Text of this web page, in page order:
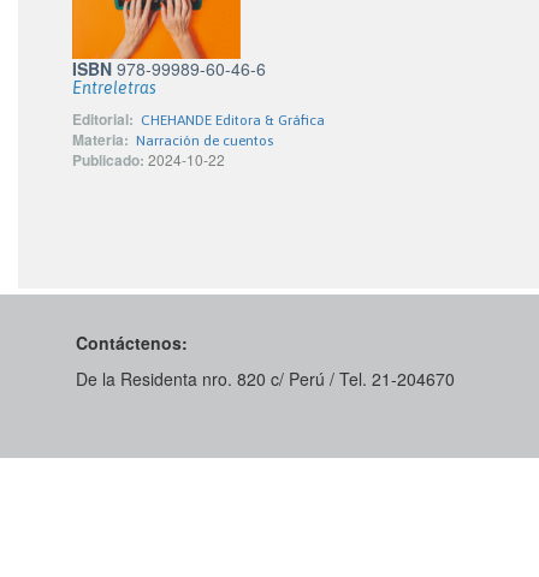
ISBN 978-99989-60-46-6
Entreletras
Editorial: CHEHANDE Editora & Gráfica
Materia: Narración de cuentos
Publicado: 2024-10-22
Contáctenos:
De la Residenta nro. 820 c/ Perú / Tel. 21-204670